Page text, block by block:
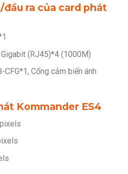
đầu ra của card phát
(RJ45)*4 (1000M)
CFG*1, Cổng cảm biến ánh
Kommander ES4